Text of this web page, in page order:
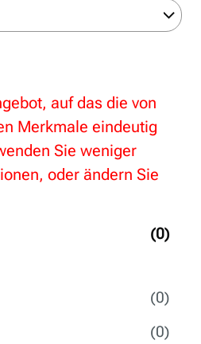
(0)
(0)
(0)
auf das die von
Merkmale eindeutig
Sie weniger
oder ändern Sie